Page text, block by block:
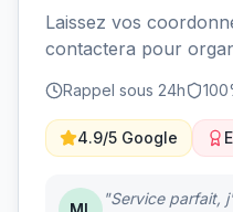
Laissez vos
contactera pour
Rappel sous 24h
4.9/5 Google
"Service parfait,